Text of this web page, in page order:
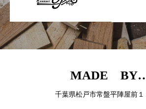
MADE
千葉県松戸市常盤平陣屋前１